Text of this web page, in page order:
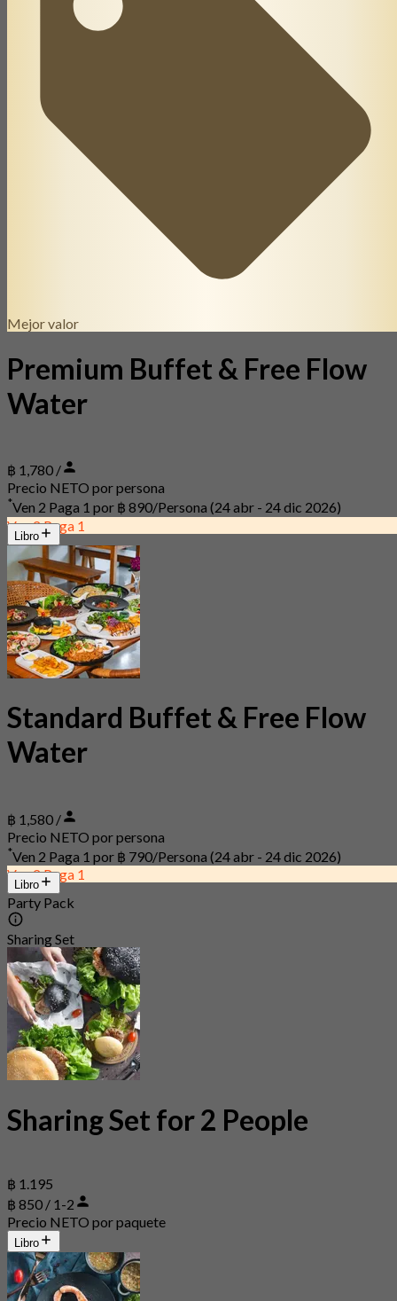
Mejor valor
Premium Buffet & Free Flow
Water
฿ 1,780 /
Precio NETO por persona
*Ven 2 Paga 1 por ฿ 890/Persona (24 abr - 24 dic 2026)
Ven 2 Paga 1
Libro
Standard Buffet & Free Flow
Water
฿ 1,580 /
Precio NETO por persona
*Ven 2 Paga 1 por ฿ 790/Persona (24 abr - 24 dic 2026)
Ven 2 Paga 1
Libro
Party Pack
Sharing Set
Sharing Set for 2 People
฿ 1.195
฿ 850 / 1-2
Precio NETO por paquete
Libro